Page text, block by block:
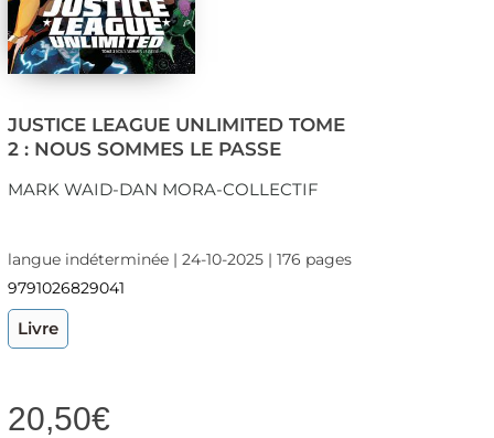
JUSTICE LEAGUE UNLIMITED TOME
2 : NOUS SOMMES LE PASSE
MARK WAID-DAN MORA-COLLECTIF
langue indéterminée | 24-10-2025 | 176 pages
9791026829041
Livre
20,50€